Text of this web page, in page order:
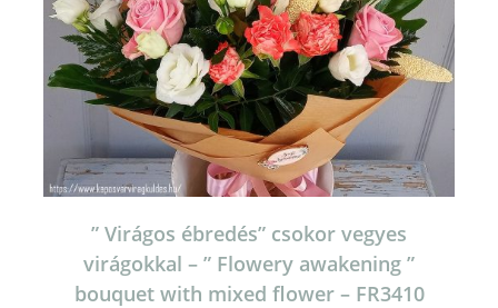
” Virágos ébredés” csokor vegyes
virágokkal – ” Flowery awakening ”
bouquet with mixed flower – FR3410